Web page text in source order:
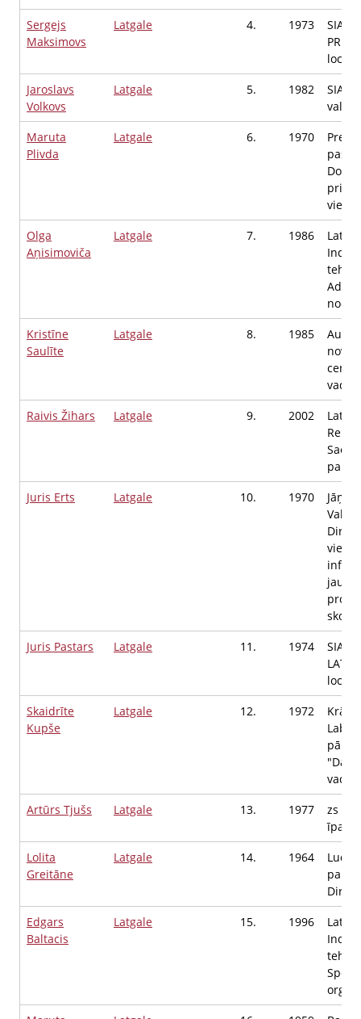
Sergejs
Maksimovs
Latgale 4. 1973
SIA
Jaroslavs
Volkovs
Latgale 5. 1982
Maruta
Plivda
Latgale 6. 1970
Olga
Aņisimoviča
Latgale 7. 1986
Kristīne
Saulīte
Latgale 8. 1985
Raivis Žihars
Latgale 9. 2002
palīgs
Juris Erts
Latgale 10. 1970
Jāņa
Juris Pastars
Latgale 11. 1974
SIA
Skaidrīte
Kupše
Latgale 12. 1972
Artūrs Tjušs
Latgale 13. 1977
zs
Lolita
Greitāne
Latgale 14. 1964
Edgars
Baltacis
Latgale 15. 1996